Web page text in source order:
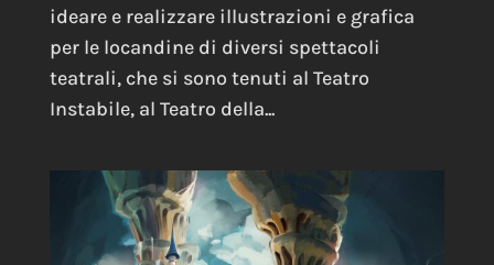
ideare e realizzare illustrazioni e grafica
per le locandine di diversi spettacoli
teatrali, che si sono tenuti al Teatro
Instabile, al Teatro della...